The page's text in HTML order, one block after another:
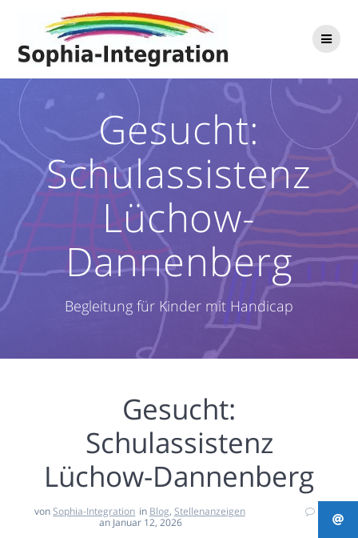
Inhalt
springen
Gesucht:
Schulassistenz
Lüchow-
Dannenberg
Begleitung für Kinder mit Handicap
Gesucht:
Schulassistenz
Lüchow-Dannenberg
vonSophia-Integration in Blog, Stellenanzeigen
an Januar 12, 2026